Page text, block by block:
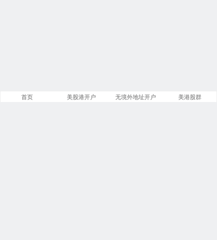
首页 美股港开户 无境外地址开户 美港股群